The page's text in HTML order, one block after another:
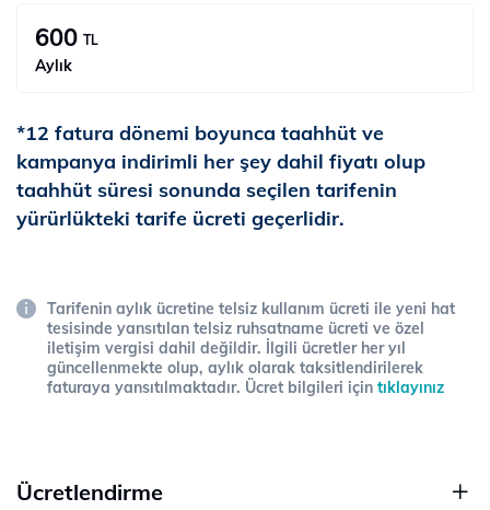
600 TL
Aylık
*12 fatura dönemi boyunca taahhüt ve
kampanya indirimli her şey dahil fiyatı olup
taahhüt süresi sonunda seçilen tarifenin
yürürlükteki tarife ücreti geçerlidir.
Tarifenin aylık ücretine telsiz kullanım ücreti ile yeni hat
tesisinde yansıtılan telsiz ruhsatname ücreti ve özel
iletişim vergisi dahil değildir. İlgili ücretler her yıl
güncellenmekte olup, aylık olarak taksitlendirilerek
faturaya yansıtılmaktadır. Ücret bilgileri için tıklayınız
Ücretlendirme